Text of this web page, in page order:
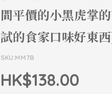
間平價的小黑虎掌
試的食家口味好東
SKU:MM7B
HK$138.00